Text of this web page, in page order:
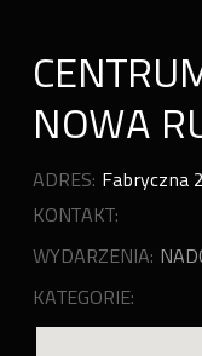
NOWA
ADRES: Fabryczna
KONTAKT:
WYDARZENIA:
KATEGORIE: